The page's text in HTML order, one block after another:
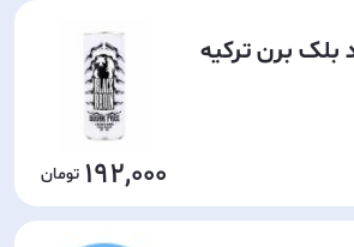
بلک برن ترکیه
192,000